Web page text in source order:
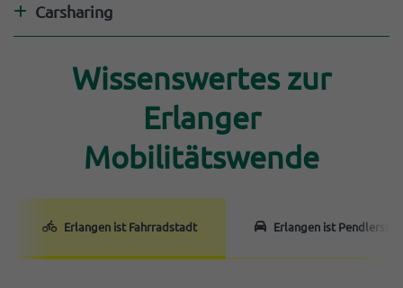
Antwort anzeigen
Carsharing
Einleitung
Wissenswertes zur
Erlanger
Mobilitätswende
Erlangen ist Fahrradstadt Erlangen ist